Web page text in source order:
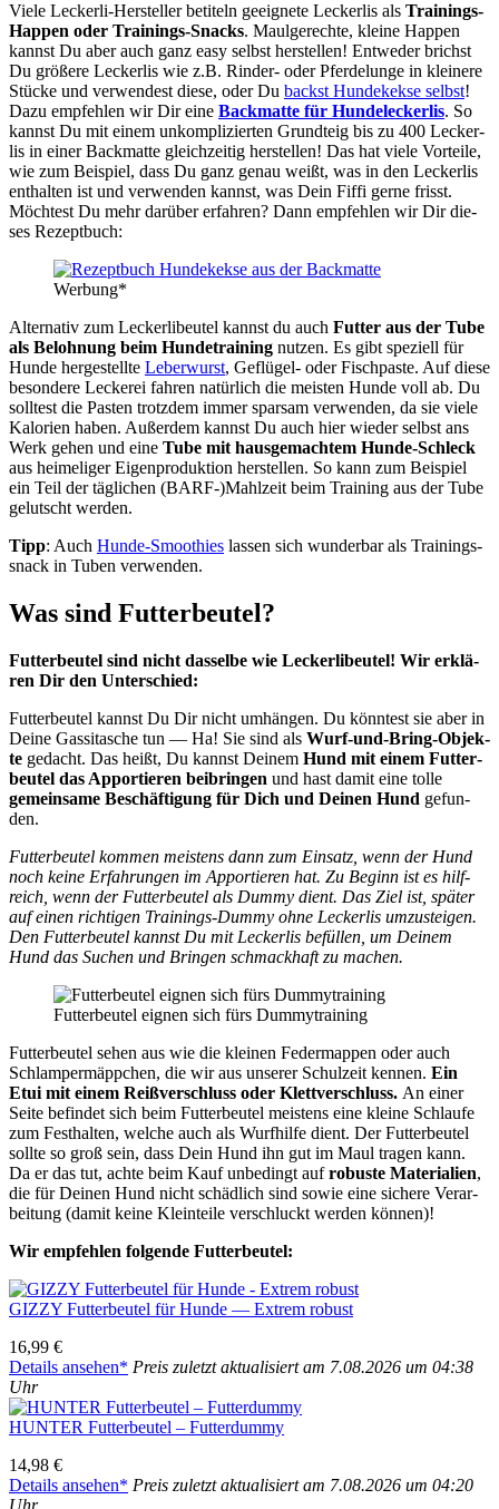
Vie­le Lecker­li-Her­stel­ler beti­teln geeig­ne­te Lecker­lis als Trai­nings-
Hap­pen oder Trai­nings-Snacks. Maul­ge­rech­te, klei­ne Hap­pen
kannst Du aber auch ganz easy selbst her­stel­len! Ent­we­der brichst
Du grö­ße­re Lecker­lis wie z.B. Rin­der- oder Pfer­de­lun­ge in klei­ne­re
Stü­cke und ver­wen­dest die­se, oder Du backst Hun­de­kek­se selbst!
Dazu emp­feh­len wir Dir eine Back­mat­te für Hun­de­le­cker­lis. So
kannst Du mit einem unkom­pli­zier­ten Grund­teig bis zu 400 Lecker­
lis in einer Back­mat­te gleich­zei­tig her­stel­len! Das hat vie­le Vor­tei­le,
wie zum Bei­spiel, dass Du ganz genau weißt, was in den Lecker­lis
ent­hal­ten ist und ver­wen­den kannst, was Dein Fif­fi ger­ne frisst.
Möch­test Du mehr dar­über erfah­ren? Dann emp­feh­len wir Dir die­
ses Rezept­buch:
Wer­bung*
Alter­na­tiv zum Lecker­li­beu­tel kannst du auch Fut­ter aus der Tube
als Beloh­nung beim Hun­de­trai­ning nut­zen. Es gibt spe­zi­ell für
Hun­de her­ge­stell­te Leber­wurst, Geflü­gel- oder Fisch­pas­te. Auf die­se
beson­de­re Lecke­rei fah­ren natür­lich die meis­ten Hun­de voll ab. Du
soll­test die Pas­ten trotz­dem immer spar­sam ver­wen­den, da sie vie­le
Kalo­rien haben. Außer­dem kannst Du auch hier wie­der selbst ans
Werk gehen und eine Tube mit haus­ge­mach­tem Hun­de-Schleck
aus hei­me­li­ger Eigen­pro­duk­ti­on her­stel­len. So kann zum Bei­spiel
ein Teil der täg­li­chen (BARF-)Mahlzeit beim Trai­ning aus der Tube
gelutscht wer­den.
Tipp: Auch Hun­de-Smoothies las­sen sich wun­der­bar als Trai­nings­
snack in Tuben ver­wen­den.
Was sind Fut­ter­beu­tel?
Fut­ter­beu­tel sind nicht das­sel­be wie Lecker­li­beu­tel! Wir erklä­
ren Dir den Unter­schied:
Fut­ter­beu­tel kannst Du Dir nicht umhän­gen. Du könn­test sie aber in
Dei­ne Gas­si­ta­sche tun — Ha! Sie sind als Wurf-und-Bring-Objek­
te gedacht. Das heißt, Du kannst Dei­nem Hund mit einem Fut­ter­
beu­tel das Appor­tie­ren bei­brin­gen und hast damit eine tol­le
gemein­sa­me Beschäf­ti­gung für Dich und Dei­nen Hund gefun­
den.
Fut­ter­beu­tel kom­men meis­tens dann zum Ein­satz, wenn der Hund
noch kei­ne Erfah­run­gen im Appor­tie­ren hat. Zu Beginn ist es hilf­
reich, wenn der Fut­ter­beu­tel als Dum­my dient. Das Ziel ist, spä­ter
auf einen rich­ti­gen Trai­nings-Dum­my ohne Lecker­lis umzu­stei­gen.
Den Fut­ter­beu­tel kannst Du mit Lecker­lis befül­len, um Dei­nem
Hund das Suchen und Brin­gen schmack­haft zu machen.
Fut­ter­beu­tel eig­nen sich fürs Dum­my­trai­ning
Fut­ter­beu­tel sehen aus wie die klei­nen Feder­map­pen oder auch
Schlam­per­mäpp­chen, die wir aus unse­rer Schul­zeit ken­nen. Ein
Etui mit einem Reiß­ver­schluss oder Klett­ver­schluss. An einer
Sei­te befin­det sich beim Fut­ter­beu­tel meis­tens eine klei­ne Schlau­fe
zum Fest­hal­ten, wel­che auch als Wurf­hil­fe dient. Der Fut­ter­beu­tel
soll­te so groß sein, dass Dein Hund ihn gut im Maul tra­gen kann.
Da er das tut, ach­te beim Kauf unbe­dingt aufrobus­te Mate­ria­li­en,
die für Dei­nen Hund nicht schäd­lich sind sowie eine siche­re Ver­ar­
bei­tung (damit kei­ne Klein­tei­le ver­schluckt wer­den kön­nen)!
Wir emp­feh­len fol­gen­de Fut­ter­beu­tel:
GIZZY Fut­ter­beu­tel für Hun­de — Extrem robust
16,99 €
Details anse­hen* Preis zuletzt aktua­li­siert am 7.08.2026 um 04:38
Uhr
HUNTER Fut­ter­beu­tel – Fut­ter­dum­my
14,98 €
Details anse­hen* Preis zuletzt aktua­li­siert am 7.08.2026 um 04:20
Uhr